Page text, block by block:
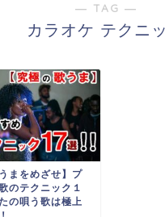
― TAG ―
カラオケ テクニ
まをめざせ】プ
のテクニック１
の唄う歌は極上